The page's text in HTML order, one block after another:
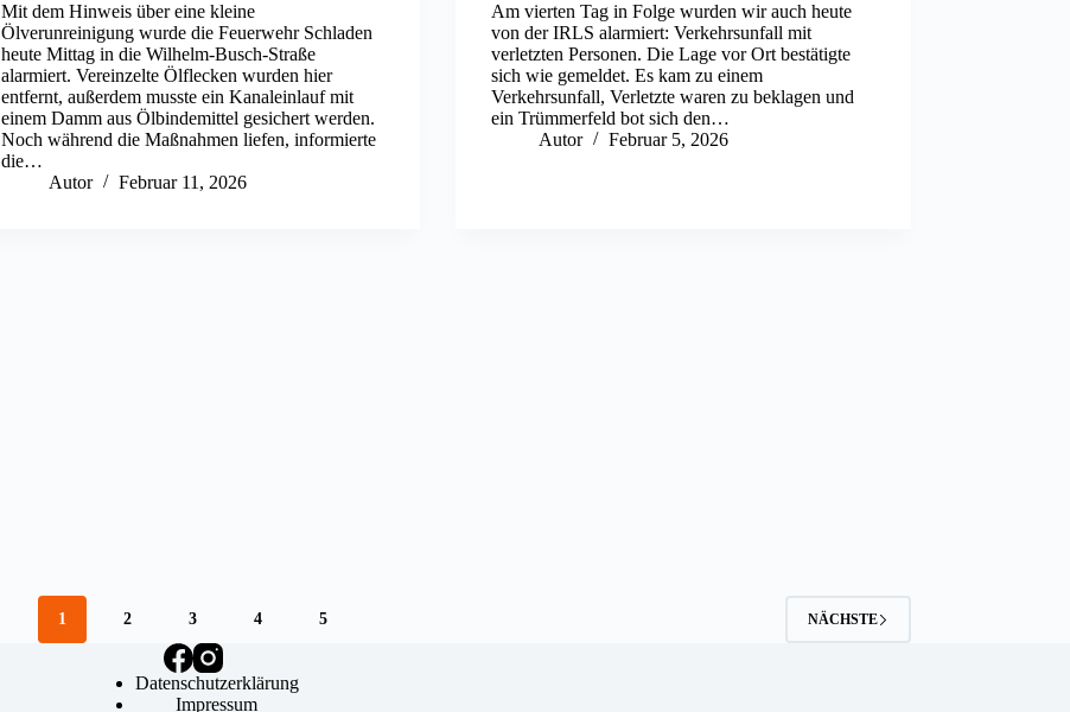
Mit dem Hinweis über eine kleine
Ölverunreinigung wurde die Feuerwehr Schladen
heute Mittag in die Wilhelm-Busch-Straße
alarmiert. Vereinzelte Ölflecken wurden hier
entfernt, außerdem musste ein Kanaleinlauf mit
einem Damm aus Ölbindemittel gesichert werden.
Noch während die Maßnahmen liefen, informierte
die…
Autor
Februar 11, 2026
Am vierten Tag in Folge wurden wir auch heute
von der IRLS alarmiert: Verkehrsunfall mit
verletzten Personen. Die Lage vor Ort bestätigte
sich wie gemeldet. Es kam zu einem
Verkehrsunfall, Verletzte waren zu beklagen und
ein Trümmerfeld bot sich den…
Autor
Februar 5, 2026
1 2 3 4 5 NÄCHSTE
Datenschutzerklärung
Impressum